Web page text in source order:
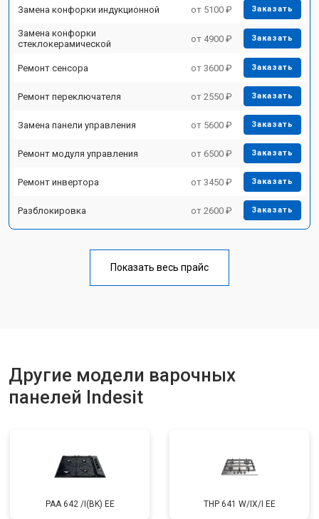
Замена конфорки индукционной от 5100 ₽ Заказать
Замена конфорки
стеклокерамической
от 4900 ₽ Заказать
Ремонт сенсора от 3600 ₽ Заказать
Ремонт переключателя от 2550 ₽ Заказать
Замена панели управления от 5600 ₽ Заказать
Ремонт модуля управления от 6500 ₽ Заказать
Ремонт инвертора от 3450 ₽ Заказать
Разблокировка от 2600 ₽ Заказать
Показать весь прайс
Другие модели варочных
панелей Indesit
PAA 642 /I(BK) EE THP 641 W/IX/I EE